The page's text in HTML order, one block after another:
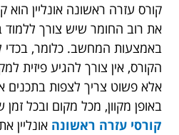
קורס עזרה ראשונה אונליין
את רוב החומר שיש צורך ללמוד
באמצעות המחשב. כלומר,
הקורס, אין צורך להגיע פיזית
אלא פשוט צריך לצפות בתכנים
באופן מקוון, מכל מקום ובכל
קורסי עזרה ראשונה